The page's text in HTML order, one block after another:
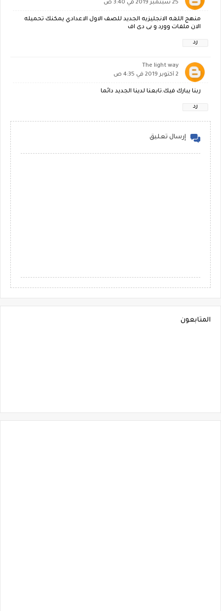
25 سبتمبر 2019 في 3:40 ص
منهج اللغه الانجليزيه الجديد للصف الاول الاعدادي يمكنك تحميله
الان ملفات وورد و بى دى اف
رد
The light way
2 أكتوبر 2019 في 4:35 ص
ربنا يبارك فيك.تابعنا لدينا الجديد دائما
رد
إرسال تعليق
المتابعون